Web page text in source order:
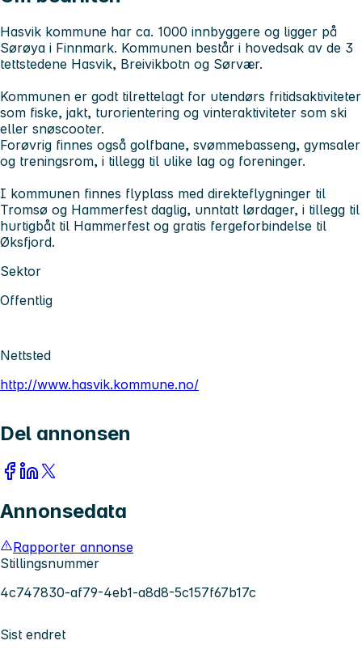
Hasvik kommune har ca. 1000 innbyggere og ligger på
Sørøya i Finnmark. Kommunen består i hovedsak av de 3
tettstedene Hasvik, Breivikbotn og Sørvær.
Kommunen er godt tilrettelagt for utendørs fritidsaktiviteter
som fiske, jakt, turorientering og vinteraktiviteter som ski
eller snøscooter.
Forøvrig finnes også golfbane, svømmebasseng, gymsaler
og treningsrom, i tillegg til ulike lag og foreninger.
I kommunen finnes flyplass med direkteflygninger til
Tromsø og Hammerfest daglig, unntatt lørdager, i tillegg til
hurtigbåt til Hammerfest og gratis fergeforbindelse til
Øksfjord.
Sektor
Offentlig
Nettsted
http://www.hasvik.kommune.no/
Del annonsen
Annonsedata
Rapporter annonse
Stillingsnummer
4c747830-af79-4eb1-a8d8-5c157f67b17c
Sist endret